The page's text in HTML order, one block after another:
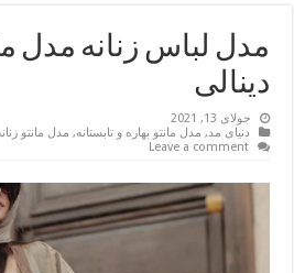
مدل لباس زنانه مدل
دینالی
جولای 13, 2021
دنیای مد, مدل مانتو بهاره و تابستانه, مدل مانتو
Leave a comment